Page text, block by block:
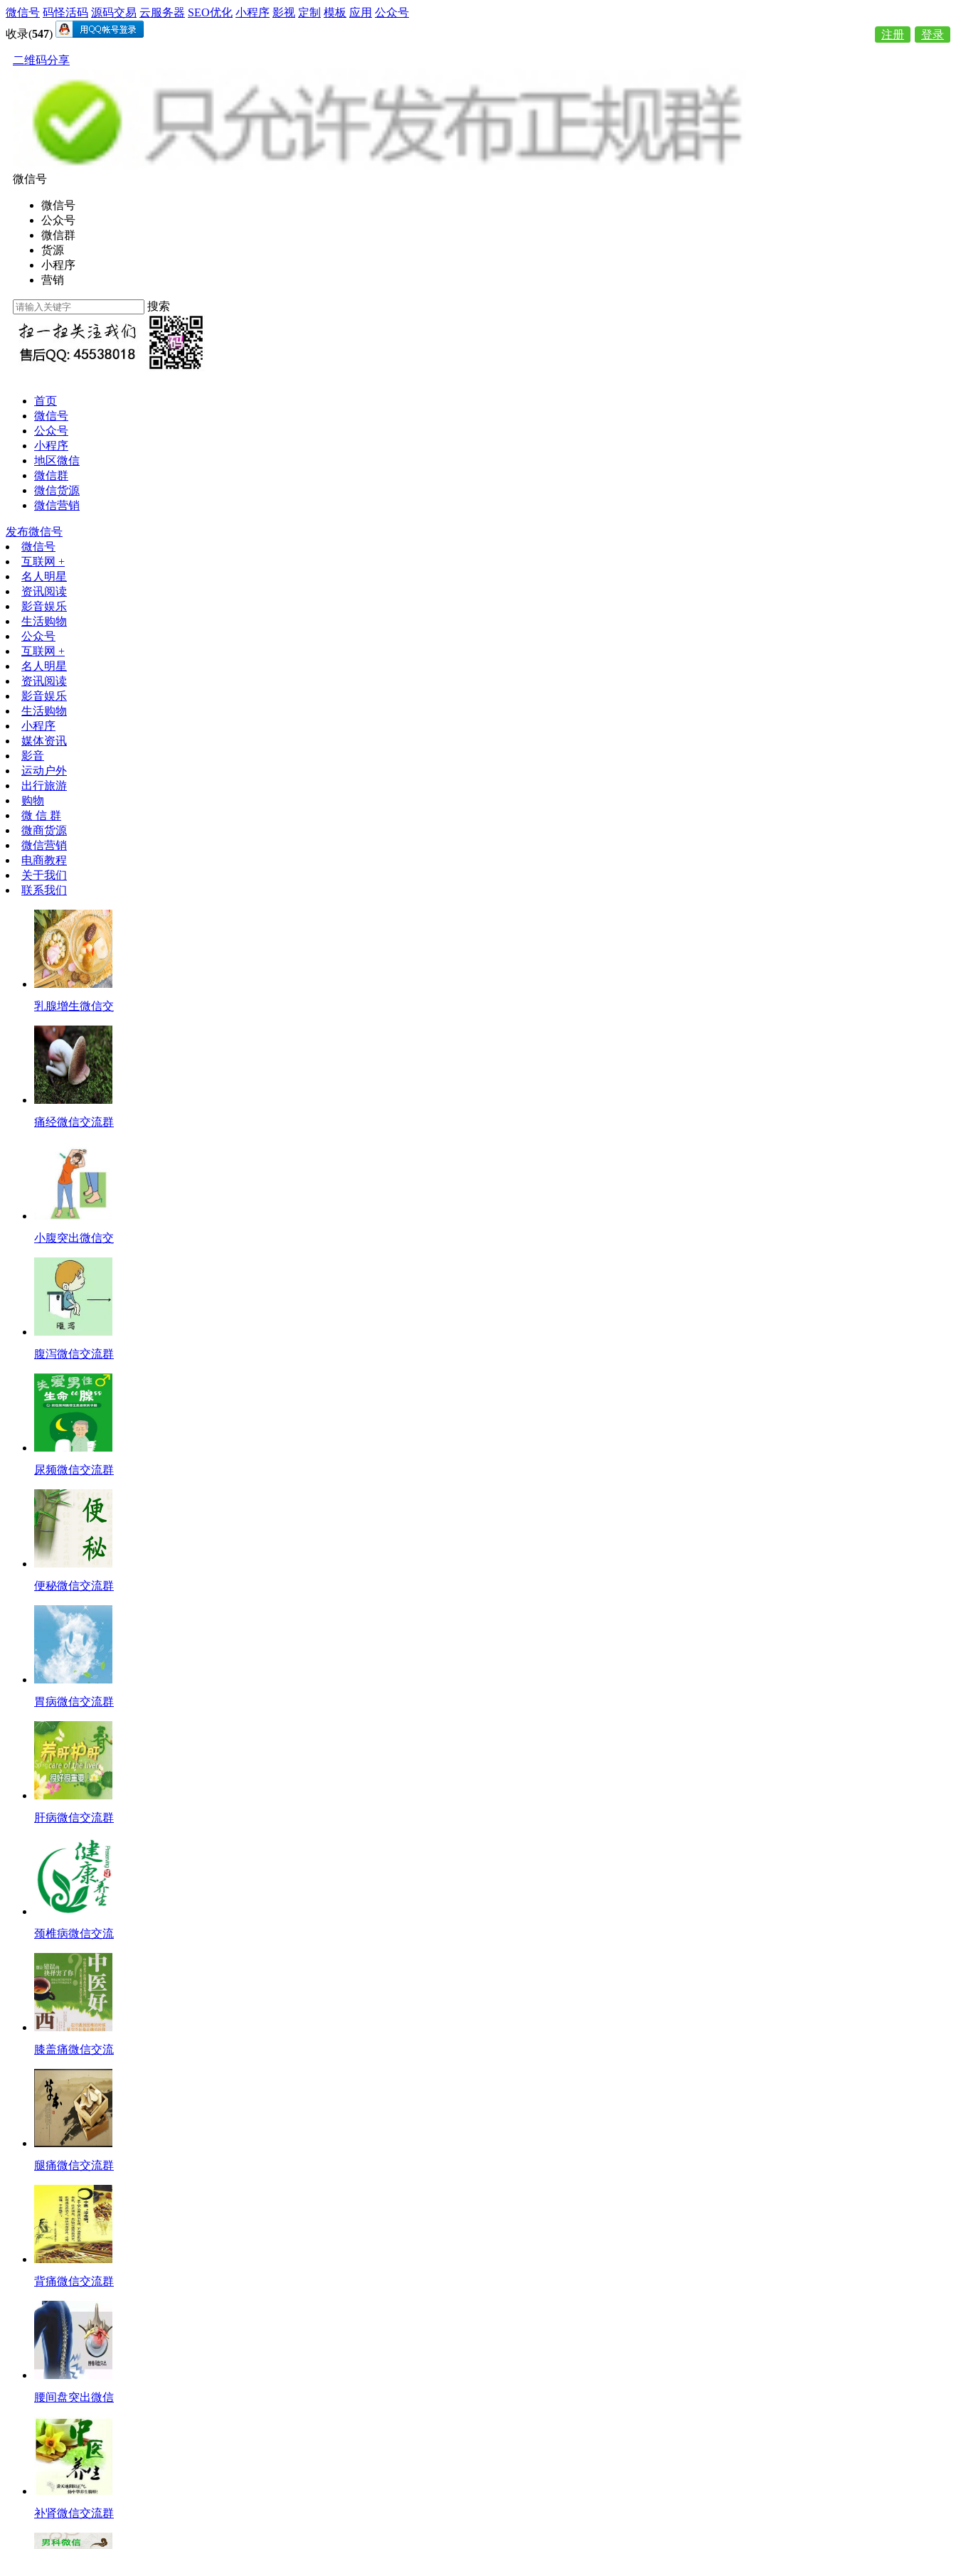
微信号 码怪活码 源码交易 云服务器 SEO优化 小程序 影视 定制 模板 应用 公众号
收录(547) 登录
注册
二维码分享
微信号
微信号
公众号
微信群
货源
小程序
营销
搜索
首页
微信号
公众号
小程序
地区微信
微信群
微信货源
微信营销
发布微信号
微信号
互联网 +
名人明星
资讯阅读
影音娱乐
生活购物
公众号
互联网 +
名人明星
资讯阅读
影音娱乐
生活购物
小程序
媒体资讯
影音
运动户外
出行旅游
购物
微 信 群
微商货源
微信营销
电商教程
关于我们
联系我们
乳腺增生微信交
痛经微信交流群
小腹突出微信交
腹泻微信交流群
尿频微信交流群
便秘微信交流群
胃病微信交流群
肝病微信交流群
颈椎病微信交流
膝盖痛微信交流
腿痛微信交流群
背痛微信交流群
腰间盘突出微信
补肾微信交流群